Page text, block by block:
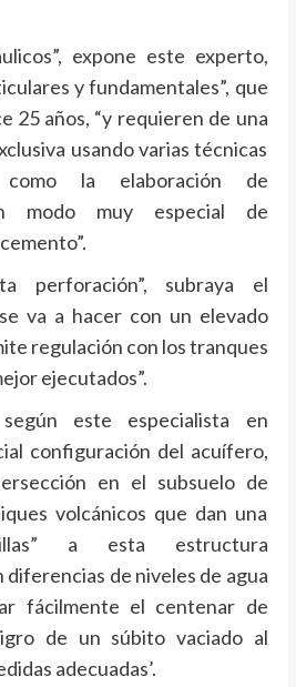
expone este experto,
y fundamentales”, que
25 años, “y requieren de una
usando varias técnicas
la elaboración de
modo muy especial de
perforación”, subraya el
va a hacer con un elevado
regulación con los tranques
ejecutados”.
este especialista en
configuración del acuífero,
en el subsuelo de
volcánicos que dan una
a esta estructura
diferencias de niveles de agua
fácilmente el centenar de
de un súbito vaciado al
adecuadas’.